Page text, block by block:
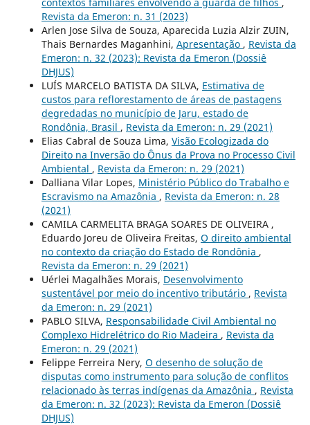
Revista da Emeron: n. 31 (2023)
Arlen Jose Silva de Souza, Aparecida Luzia Alzir ZUIN,
Thais Bernardes Maganhini, Apresentação , Revista da
Emeron: n. 32 (2023): Revista da Emeron (Dossiê
DHJUS)
LUÍS MARCELO BATISTA DA SILVA, Estimativa de
custos para reflorestamento de áreas de pastagens
degredadas no município de Jaru, estado de
Rondônia, Brasil , Revista da Emeron: n. 29 (2021)
Elias Cabral de Souza Lima, Visão Ecologizada do
Direito na Inversão do Ônus da Prova no Processo Civil
Ambiental , Revista da Emeron: n. 29 (2021)
Dalliana Vilar Lopes, Ministério Público do Trabalho e
Escravismo na Amazônia , Revista da Emeron: n. 28
(2021)
CAMILA CARMELITA BRAGA SOARES DE OLIVEIRA ,
Eduardo Joreu de Oliveira Freitas, O direito ambiental
no contexto da criação do Estado de Rondônia ,
Revista da Emeron: n. 29 (2021)
Uérlei Magalhães Morais, Desenvolvimento
sustentável por meio do incentivo tributário , Revista
da Emeron: n. 29 (2021)
PABLO SILVA, Responsabilidade Civil Ambiental no
Complexo Hidrelétrico do Rio Madeira , Revista da
Emeron: n. 29 (2021)
Felippe Ferreira Nery, O desenho de solução de
disputas como instrumento para solução de conflitos
relacionado às terras indígenas da Amazônia , Revista
da Emeron: n. 32 (2023): Revista da Emeron (Dossiê
DHJUS)